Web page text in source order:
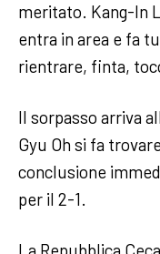
meritato. Kang-In
entra in area e fa
rientrare, finta,
Il sorpasso arriva
Gyu Oh si fa
conclusione
per il 2-1.